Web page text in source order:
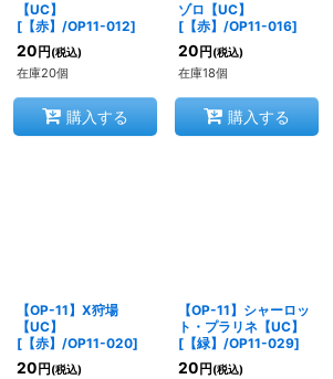
【UC】
[【赤】/OP11-012]
20 円 (税込)
在庫20個
購入する
ゾロ【UC】
[【赤】/OP11-016]
20 円 (税込)
在庫18個
購入する
【OP-11】X狩場
【UC】
[【赤】/OP11-020]
20 円 (税込)
【OP-11】シャーロッ
ト・プラリネ【UC】
[【緑】/OP11-029]
20 円 (税込)